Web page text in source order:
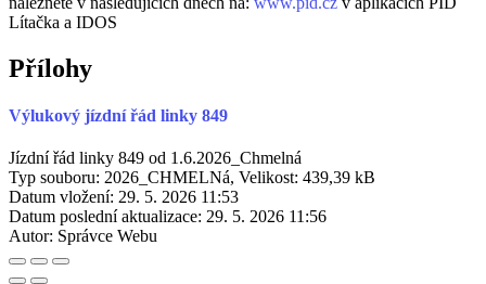
Lítačka a IDOS
Přílohy
Výlukový jízdní řád linky 849
Jízdní řád linky 849 od 1.6.2026_Chmelná
Typ souboru: 2026_CHMELNá, Velikost: 439,39 kB
Datum vložení: 29. 5. 2026 11:53
Datum poslední aktualizace: 29. 5. 2026 11:56
Autor: Správce Webu